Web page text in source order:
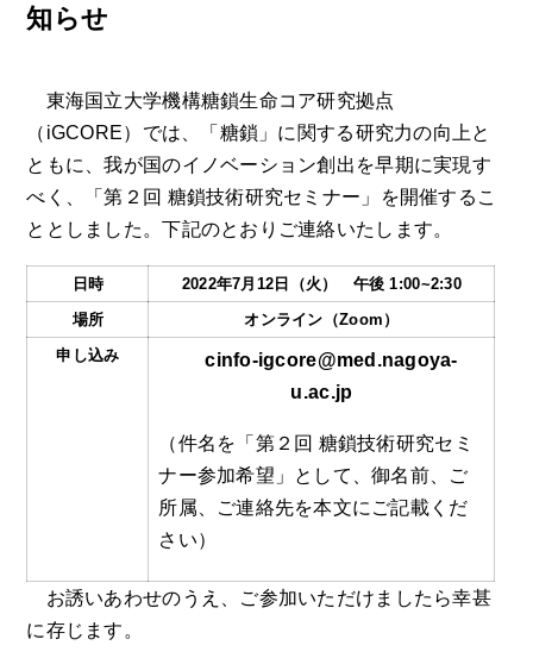
知らせ
東海国立大学機構糖鎖生命コア研究拠点
（iGCORE）では、「糖鎖」に関する研究力の向上と
ともに、我が国のイノベーション創出を早期に実現す
べく、「第２回 糖鎖技術研究セミナー」を開催するこ
ととしました。下記のとおりご連絡いたします。
日時
2022年7月12日（火） 午後 1:00~2:30
場所
オンライン（Zoom）
申し込み
cinfo-igcore@med.nagoya-
u.ac.jp
（件名を「第２回 糖鎖技術研究セミ
ナー参加希望」として、御名前、ご
所属、ご連絡先を本文にご記載くだ
さい）
お誘いあわせのうえ、ご参加いただけましたら幸甚
に存じます。